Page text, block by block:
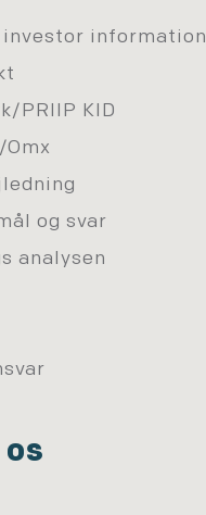
investor information
PRIIP KID
Omx
og svar
analysen